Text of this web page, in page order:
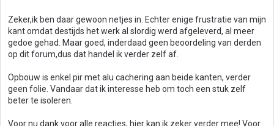
Zeker,ik ben daar gewoon netjes in. Echter enige frustratie van mijn
kant omdat destijds het werk al slordig werd afgeleverd, al meer
gedoe gehad. Maar goed, inderdaad geen beoordeling van derden
op dit forum,dus dat handel ik verder zelf af.
Opbouw is enkel pir met alu cachering aan beide kanten, verder
geen folie. Vandaar dat ik interesse heb om toch een stuk zelf
beter te isoleren.
Voor nu dank voor alle reacties, hier kan ik zeker verder mee! Voor